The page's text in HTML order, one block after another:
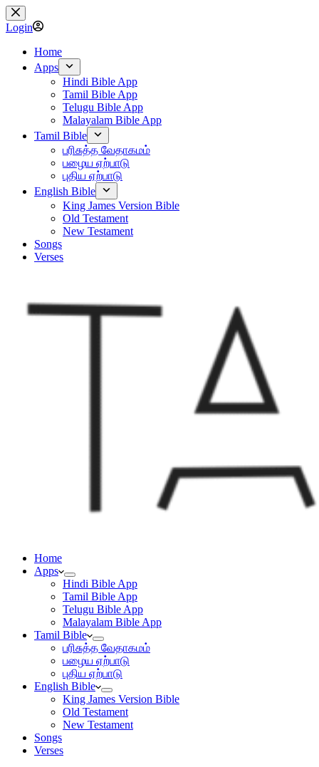
Skip
to
content
Login
Home
Apps
Hindi Bible App
Tamil Bible App
Telugu Bible App
Malayalam Bible App
Tamil Bible
பரிசுத்த வேதாகமம்
பழைய ஏற்பாடு
புதிய ஏற்பாடு
English Bible
King James Version Bible
Old Testament
New Testament
Songs
Verses
Home
Apps
Hindi Bible App
Tamil Bible App
Telugu Bible App
Malayalam Bible App
Tamil Bible
பரிசுத்த வேதாகமம்
பழைய ஏற்பாடு
புதிய ஏற்பாடு
English Bible
King James Version Bible
Old Testament
New Testament
Songs
Verses